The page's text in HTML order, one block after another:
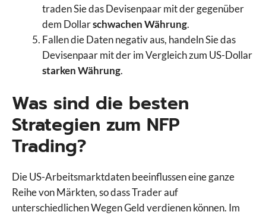
traden Sie das Devisenpaar mit der gegenüber
dem Dollarschwachen Währung.
Fallen die Daten negativ aus, handeln Sie das
Devisenpaar mit der im Vergleich zum US-Dollar
starken Währung.
Was sind die besten
Strategien zum NFP
Trading?
Die US-Arbeitsmarktdaten beeinflussen eine ganze
Reihe von Märkten, so dass Trader auf
unterschiedlichen Wegen Geld verdienen können. Im